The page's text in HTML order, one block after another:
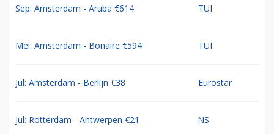
Sep: Amsterdam - Aruba €614 TUI
Mei: Amsterdam - Bonaire €594 TUI
Jul: Amsterdam - Berlijn €38 Eurostar
Jul: Rotterdam - Antwerpen €21 NS